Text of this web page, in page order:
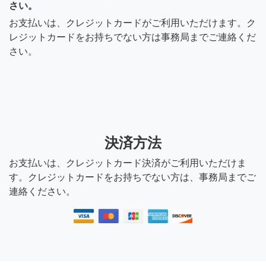
さい。
お支払いは、クレジットカードがご利用いただけます。ク
レジットカードをお持ちでない方は事務局までご連絡くだ
さい。
決済方法
お支払いは、クレジットカード決済がご利用いただけま
す。クレジットカードをお持ちでない方は、事務局までご
連絡ください。